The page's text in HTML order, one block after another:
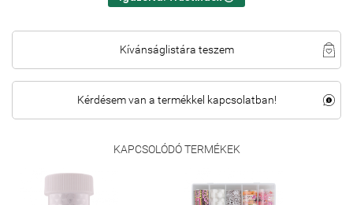
Kívánságlistára teszem
Kérdésem van a termékkel kapcsolatban!
KAPCSOLÓDÓ TERMÉKEK